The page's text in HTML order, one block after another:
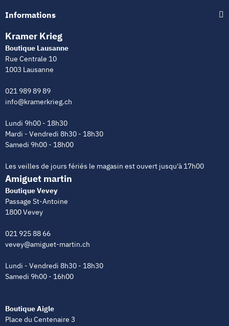
Informations
Kramer Krieg
Boutique Lausanne
Rue Centrale 10
1003 Lausanne
021 989 89 89
info@kramerkrieg.ch
Lundi 9h00 - 18h30
Mardi - Vendredi 8h30 - 18h30
Samedi 9h00 - 18h00
Les veilles de jours fériés le magasin est ouvert jusqu'à 17h00
Amiguet martin
Boutique Vevey
Passage St-Antoine
1800 Vevey
021 925 88 66
vevey@amiguet-martin.ch
Lundi - Vendredi 8h30 - 18h30
Samedi 9h00 - 16h00
Boutique Aigle
Place du Centenaire 3